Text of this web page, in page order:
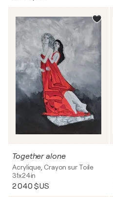
Together alone
Acrylique, Crayon sur Toile
31x24in
2 040 $US